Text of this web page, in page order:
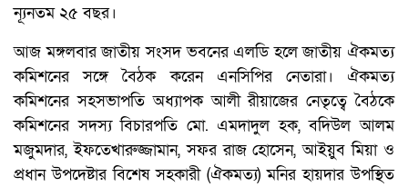
ন্যূনতম ২৫ বছর।
আজ মঙ্গলবার জাতীয় সংসদ ভবনের এলডি হলে জাতীয় ঐকমত্য
কমিশনের সঙ্গে বৈঠক করেন এনসিপির নেতারা। ঐকমত্য
কমিশনের সহসভাপতি অধ্যাপক আলী রীয়াজের নেতৃত্বে বৈঠকে
কমিশনের সদস্য বিচারপতি মো. এমদাদুল হক, বদিউল আলম
মজুমদার, ইফতেখারুজ্জামান, সফর রাজ হোসেন, আইয়ুব মিয়া ও
প্রধান উপদেষ্টার বিশেষ সহকারী (ঐকমত্য) মনির হায়দার উপস্থিত